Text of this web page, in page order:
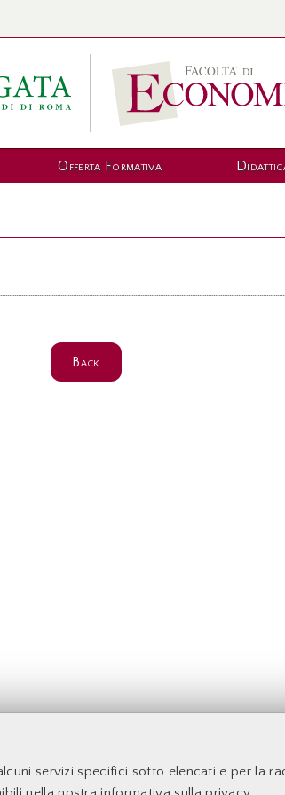
servizi specifici sotto elencati e per la
Offerta Formativa
Back